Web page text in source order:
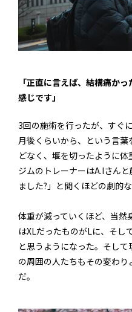
「正直に言えば、結構痛か
感じです」
3回の施術を行ったが、すぐ
月後くらいから、という言
どなく、堰を切ったように
ジムのトレーナーはA.Iさん
ました?」と聞くほどの劇的な
体重が減っていくほど、当
はXLだったものがLに、そし
と思うようになった。そし
の周囲の人たちもその変わ
だ。